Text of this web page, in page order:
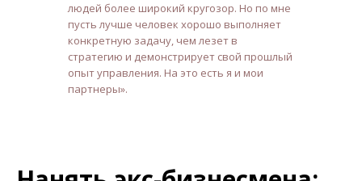
людей более широкий кругозор. Но по мне
пусть лучше человек хорошо выполняет
конкретную задачу, чем лезет в
стратегию и демонстрирует свой прошлый
опыт управления. На это есть я и мои
партнеры».